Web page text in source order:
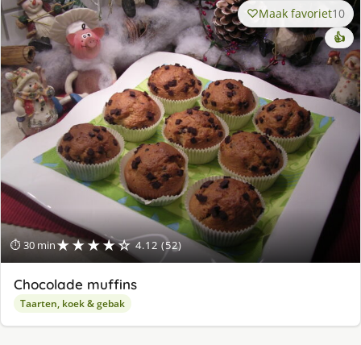
⏱ 30 min★★★★☆ 4.12 (52)
Maak favoriet10
👍
Chocolade muffins
Taarten, koek & gebak